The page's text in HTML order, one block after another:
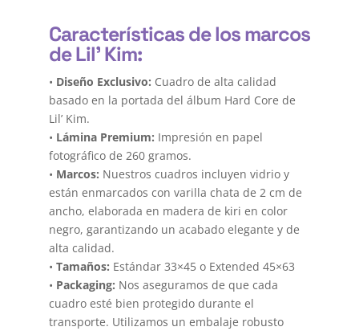
Características de los marcos
de Lil’ Kim:
• Diseño Exclusivo: Cuadro de alta calidad
basado en la portada del álbum Hard Core de
Lil’ Kim.
• Lámina Premium: Impresión en papel
fotográfico de 260 gramos.
• Marcos: Nuestros cuadros incluyen vidrio y
están enmarcados con varilla chata de 2 cm de
ancho, elaborada en madera de kiri en color
negro, garantizando un acabado elegante y de
alta calidad.
• Tamaños: Estándar 33×45 o Extended 45×63
• Packaging: Nos aseguramos de que cada
cuadro esté bien protegido durante el
transporte. Utilizamos un embalaje robusto